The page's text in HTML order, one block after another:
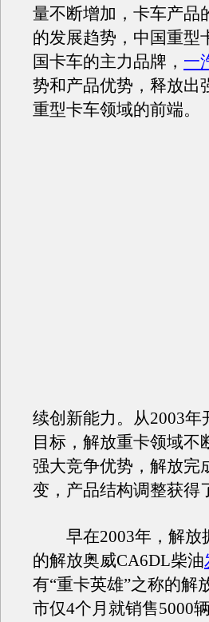
量不断增加，卡车产品
的发展趋势，中国重型
国卡车的主力品牌， 一
势和产品优势，释放出
重型卡车领域的前端。
续创新能力。从2003
目标，解放重卡领域不
强大竞争优势，解放完
变，产品结构调整获得
早在2003年，解放
的解放奥威CA6DL柴油
有“重卡英雄”之称的解
市仅4个月就销售5000